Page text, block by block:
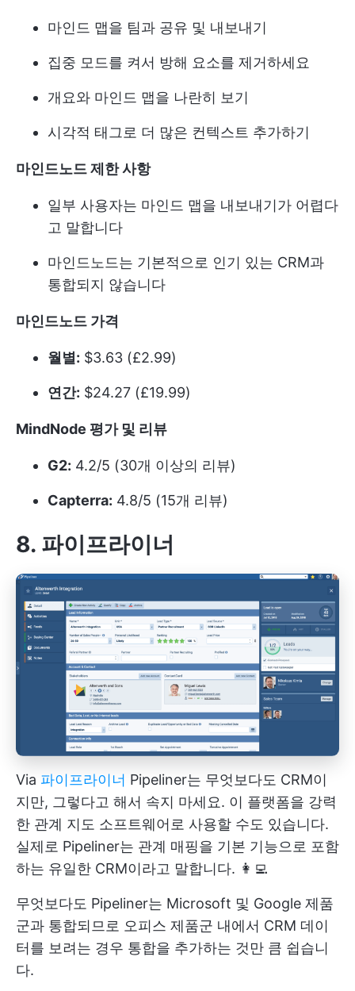
마인드 맵을 팀과 공유 및 내보내기
집중 모드를 켜서 방해 요소를 제거하세요
개요와 마인드 맵을 나란히 보기
시각적 태그로 더 많은 컨텍스트 추가하기
마인드노드 제한 사항
일부 사용자는 마인드 맵을 내보내기가 어렵다
고 말합니다
마인드노드는 기본적으로 인기 있는 CRM과
통합되지 않습니다
마인드노드 가격
월별: $3.63 (£2.99)
연간: $24.27 (£19.99)
MindNode 평가 및 리뷰
G2: 4.2/5 (30개 이상의 리뷰)
Capterra: 4.8/5 (15개 리뷰)
8. 파이프라이너
Via 파이프라이너 Pipeliner는 무엇보다도 CRM이
지만, 그렇다고 해서 속지 마세요. 이 플랫폼을 강력
한 관계 지도 소프트웨어로 사용할 수도 있습니다.
실제로 Pipeliner는 관계 매핑을 기본 기능으로 포함
하는 유일한 CRM이라고 말합니다. 👩‍💻
무엇보다도 Pipeliner는 Microsoft 및 Google 제품
군과 통합되므로 오피스 제품군 내에서 CRM 데이
터를 보려는 경우 통합을 추가하는 것만 큼 쉽습니
다.